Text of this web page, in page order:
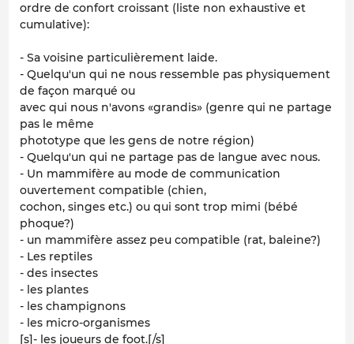
ordre de confort croissant (liste non exhaustive et
cumulative):
- Sa voisine particulièrement laide.
- Quelqu'un qui ne nous ressemble pas physiquement
de façon marqué ou
avec qui nous n'avons «grandis» (genre qui ne partage
pas le même
phototype que les gens de notre région)
- Quelqu'un qui ne partage pas de langue avec nous.
- Un mammifère au mode de communication
ouvertement compatible (chien,
cochon, singes etc.) ou qui sont trop mimi (bébé
phoque?)
- un mammifère assez peu compatible (rat, baleine?)
- Les reptiles
- des insectes
- les plantes
- les champignons
- les micro-organismes
[s]- les joueurs de foot.[/s]